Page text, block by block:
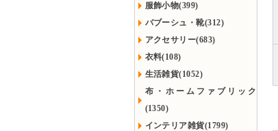
服飾小物(399)
バブーシュ・靴(312)
アクセサリー(683)
衣料(108)
生活雑貨(1052)
布・ホームファブリック
(1350)
インテリア雑貨(1799)